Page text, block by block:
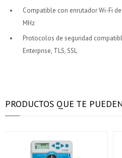
Compatible con enrutador Wi-Fi
MHz
Protocolos de seguridad
Enterprise, TLS, SSL
PRODUCTOS QUE TE